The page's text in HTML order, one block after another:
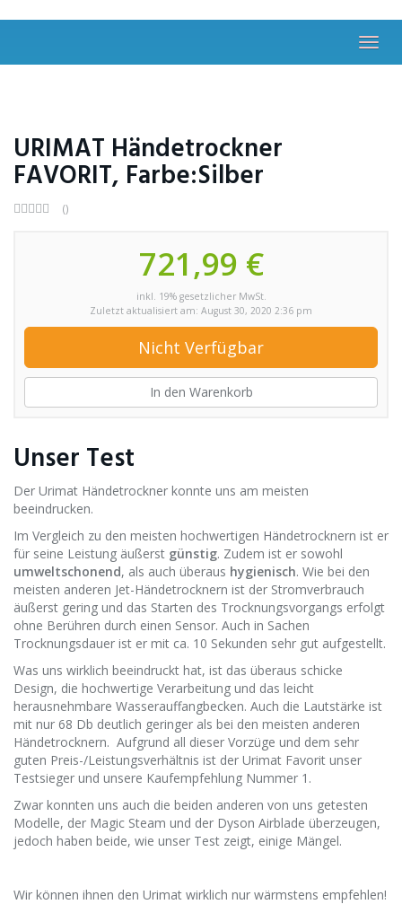
to
content
URIMAT Händetrockner
FAVORIT, Farbe:Silber
()
721,99 €
inkl. 19% gesetzlicher MwSt.
Zuletzt aktualisiert am: August 30, 2020 2:36 pm
Nicht Verfügbar
In den Warenkorb
Unser Test
Der Urimat Händetrockner konnte uns am meisten
beeindrucken.
Im Vergleich zu den meisten hochwertigen Händetrocknern ist er
für seine Leistung äußerst günstig. Zudem ist er sowohl
umweltschonend, als auch überaus hygienisch. Wie bei den
meisten anderen Jet-Händetrocknern ist der Stromverbrauch
äußerst gering und das Starten des Trocknungsvorgangs erfolgt
ohne Berühren durch einen Sensor. Auch in Sachen
Trocknungsdauer ist er mit ca. 10 Sekunden sehr gut aufgestellt.
Was uns wirklich beeindruckt hat, ist das überaus schicke
Design, die hochwertige Verarbeitung und das leicht
herausnehmbare Wasserauffangbecken. Auch die Lautstärke ist
mit nur 68 Db deutlich geringer als bei den meisten anderen
Händetrocknern. Aufgrund all dieser Vorzüge und dem sehr
guten Preis-/Leistungsverhältnis ist der Urimat Favorit unser
Testsieger und unsere Kaufempfehlung Nummer 1.
Zwar konnten uns auch die beiden anderen von uns getesten
Modelle, der Magic Steam und der Dyson Airblade überzeugen,
jedoch haben beide, wie unser Test zeigt, einige Mängel.
Wir können ihnen den Urimat wirklich nur wärmstens empfehlen!